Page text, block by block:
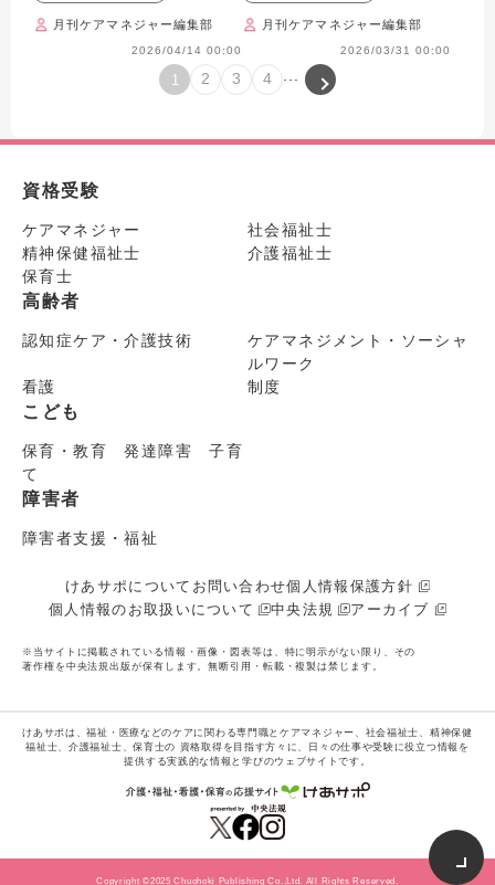
月刊ケアマネジャー編集部
2026/04/14 00:00
月刊ケアマネジャー編集部
2026/03/31 00:00
1 2 3 4
資格受験
ケアマネジャー
社会福祉士
精神保健福祉士
介護福祉士
保育士
高齢者
認知症ケア・介護技術
ケアマネジメント・ソーシャ
ルワーク
看護
制度
こども
保育・教育 発達障害 子育
て
障害者
障害者支援・福祉
けあサポについて お問い合わせ個人情報保護方針
個人情報のお取扱いについて
中央法規 アーカイブ
※当サイトに掲載されている情報・画像・図表等は、特に明示がない限り、その
著作権を中央法規出版が保有します。無断引用・転載・複製は禁じます。
けあサポは、福祉・医療などのケアに関わる専門職とケアマネジャー、社会福祉士、精神保健
福祉士、介護福祉士、保育士の 資格取得を目指す方々に、日々の仕事や受験に役立つ情報を
提供する実践的な情報と学びのウェブサイトです。
Copyright ©2025 Chuohoki Publishing Co.,Ltd. All Rights Reserved.